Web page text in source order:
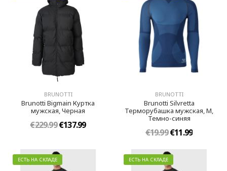
BRUNOTTI
Brunotti Bigmain Куртка
мужская, Черная
€229.99€137.99
BRUNOTTI
Brunotti Silvretta
Терморубашка мужская, M,
Темно-синяя
€19.99€11.99
ЕСТЬ НА СКЛАДЕ ЕСТЬ НА СКЛАДЕ